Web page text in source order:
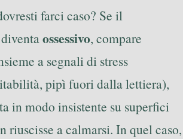
farci caso? Se il
ossessivo, compare
a segnali di stress
pipì fuori dalla lettiera),
in modo insistente su superfici
riuscisse a calmarsi. In quel caso,